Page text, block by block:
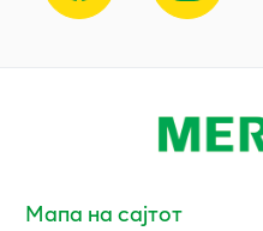
Мапа на сајтот